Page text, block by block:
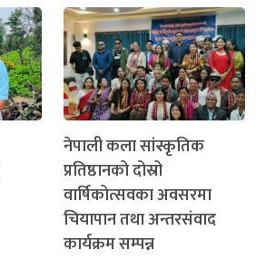
नेपाली कला सांस्कृतिक
प्रतिष्ठानको दोस्रो
वार्षिकोत्सवका अवसरमा
चियापान तथा अन्तरसंवाद
कार्यक्रम सम्पन्न